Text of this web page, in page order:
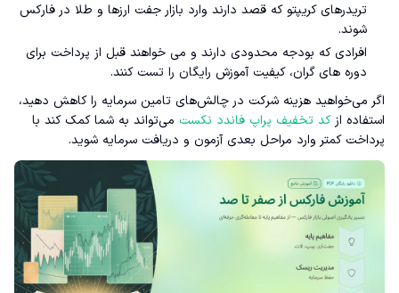
تریدرهای کریپتو که قصد دارند وارد بازار جفت ارزها و طلا در فارکس
شوند.
افرادی که بودجه محدودی دارند و می خواهند قبل از پرداخت برای
دوره های گران، کیفیت آموزش رایگان را تست کنند.
اگر می‌خواهید هزینه شرکت در چالش‌های تامین سرمایه را کاهش دهید،
استفاده ازکد تخفیف پراپ فاندد نکست می‌تواند به شما کمک کند با
پرداخت کمتر وارد مراحل بعدی آزمون و دریافت سرمایه شوید.